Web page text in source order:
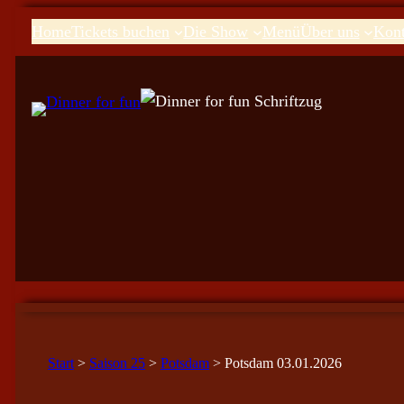
HomeTickets buchen Die Show MenüÜber uns
Start > Saison 25 > Potsdam > Potsdam 03.01.2026